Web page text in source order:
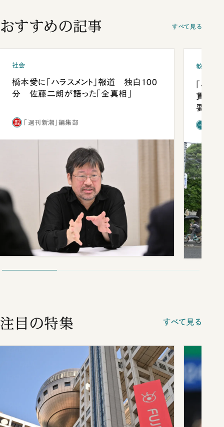
おすすめの記事 すべて見る
社会
橋本愛に「ハラスメント」報道 独白100
分 佐藤二朗が語った「全真相」
「週刊新潮」編集部
教育
「早
貫校へ
要だっ
注目の特集 すべて見る